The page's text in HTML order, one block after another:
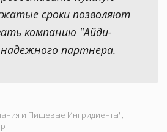
сроки позволяют
компанию "Айди-
партнера.
и Пищевые Ингридиенты",